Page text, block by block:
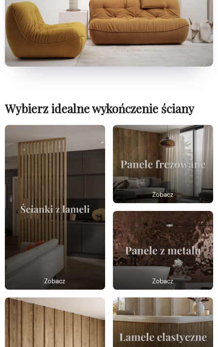
Wybierz idealne wykończenie ściany
Zobacz
Zobacz
Zobacz